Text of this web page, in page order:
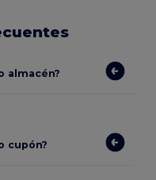
almacén?
cupón?